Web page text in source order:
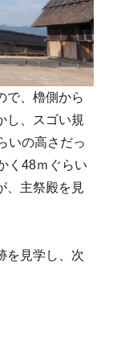
で、櫓側から
し、スゴい規
いの高さだっ
く48ｍぐらい
、主祭殿を見
を見学し、次